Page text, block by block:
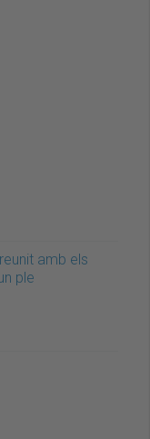
amb els
ple